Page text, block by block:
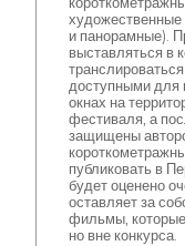
и панорамные).
выставляться в
доступными для
окнах на
фестиваля, а
защищены
публиковать в
будет оценено
оставляет за
фильмы, которые
но вне конкурса.